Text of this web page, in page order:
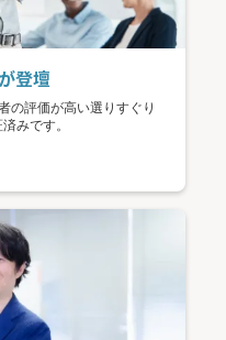
登壇
の評価が高い選りすぐり
みです。